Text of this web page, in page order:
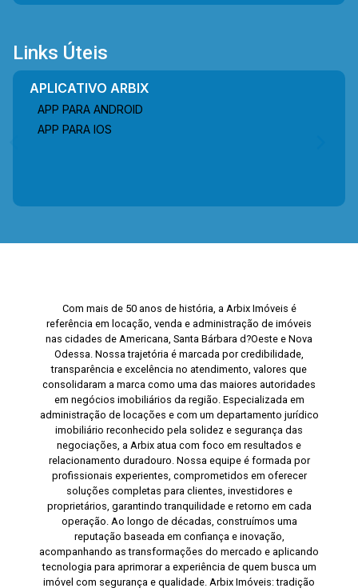
Links Úteis
APLICATIVO ARBIX
APP PARA ANDROID
APP PARA IOS
Com mais de 50 anos de história, a Arbix Imóveis é
referência em locação, venda e administração de imóveis
nas cidades de Americana, Santa Bárbara d?Oeste e Nova
Odessa. Nossa trajetória é marcada por credibilidade,
transparência e excelência no atendimento, valores que
consolidaram a marca como uma das maiores autoridades
em negócios imobiliários da região. Especializada em
administração de locações e com um departamento jurídico
imobiliário reconhecido pela solidez e segurança das
negociações, a Arbix atua com foco em resultados e
relacionamento duradouro. Nossa equipe é formada por
profissionais experientes, comprometidos em oferecer
soluções completas para clientes, investidores e
proprietários, garantindo tranquilidade e retorno em cada
operação. Ao longo de décadas, construímos uma
reputação baseada em confiança e inovação,
acompanhando as transformações do mercado e aplicando
tecnologia para aprimorar a experiência de quem busca um
imóvel com segurança e qualidade. Arbix Imóveis: tradição